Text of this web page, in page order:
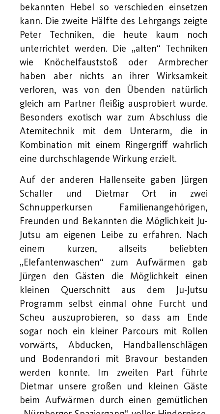
bekannten Hebel so verschieden einsetzen
kann. Die zweite Hälfte des Lehrgangs zeigte
Peter Techniken, die heute kaum noch
unterrichtet werden. Die „alten“ Techniken
wie Knöchelfauststoß oder Armbrecher
haben aber nichts an ihrer Wirksamkeit
verloren, was von den Übenden natürlich
gleich am Partner fleißig ausprobiert wurde.
Besonders exotisch war zum Abschluss die
Atemitechnik mit dem Unterarm, die in
Kombination mit einem Ringergriff wahrlich
eine durchschlagende Wirkung erzielt.
Auf der anderen Hallenseite gaben Jürgen
Schaller und Dietmar Ort in zwei
Schnupperkursen Familienangehörigen,
Freunden und Bekannten die Möglichkeit Ju-
Jutsu am eigenen Leibe zu erfahren. Nach
einem kurzen, allseits beliebten
„Elefantenwaschen“ zum Aufwärmen gab
Jürgen den Gästen die Möglichkeit einen
kleinen Querschnitt aus dem Ju-Jutsu
Programm selbst einmal ohne Furcht und
Scheu auszuprobieren, so dass am Ende
sogar noch ein kleiner Parcours mit Rollen
vorwärts, Abducken, Handballenschlägen
und Bodenrandori mit Bravour bestanden
werden konnte. Im zweiten Part führte
Dietmar unsere großen und kleinen Gäste
beim Aufwärmen durch einen gemütlichen